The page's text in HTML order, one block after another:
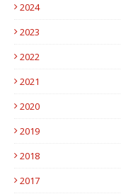
2024
2023
2022
2021
2020
2019
2018
2017